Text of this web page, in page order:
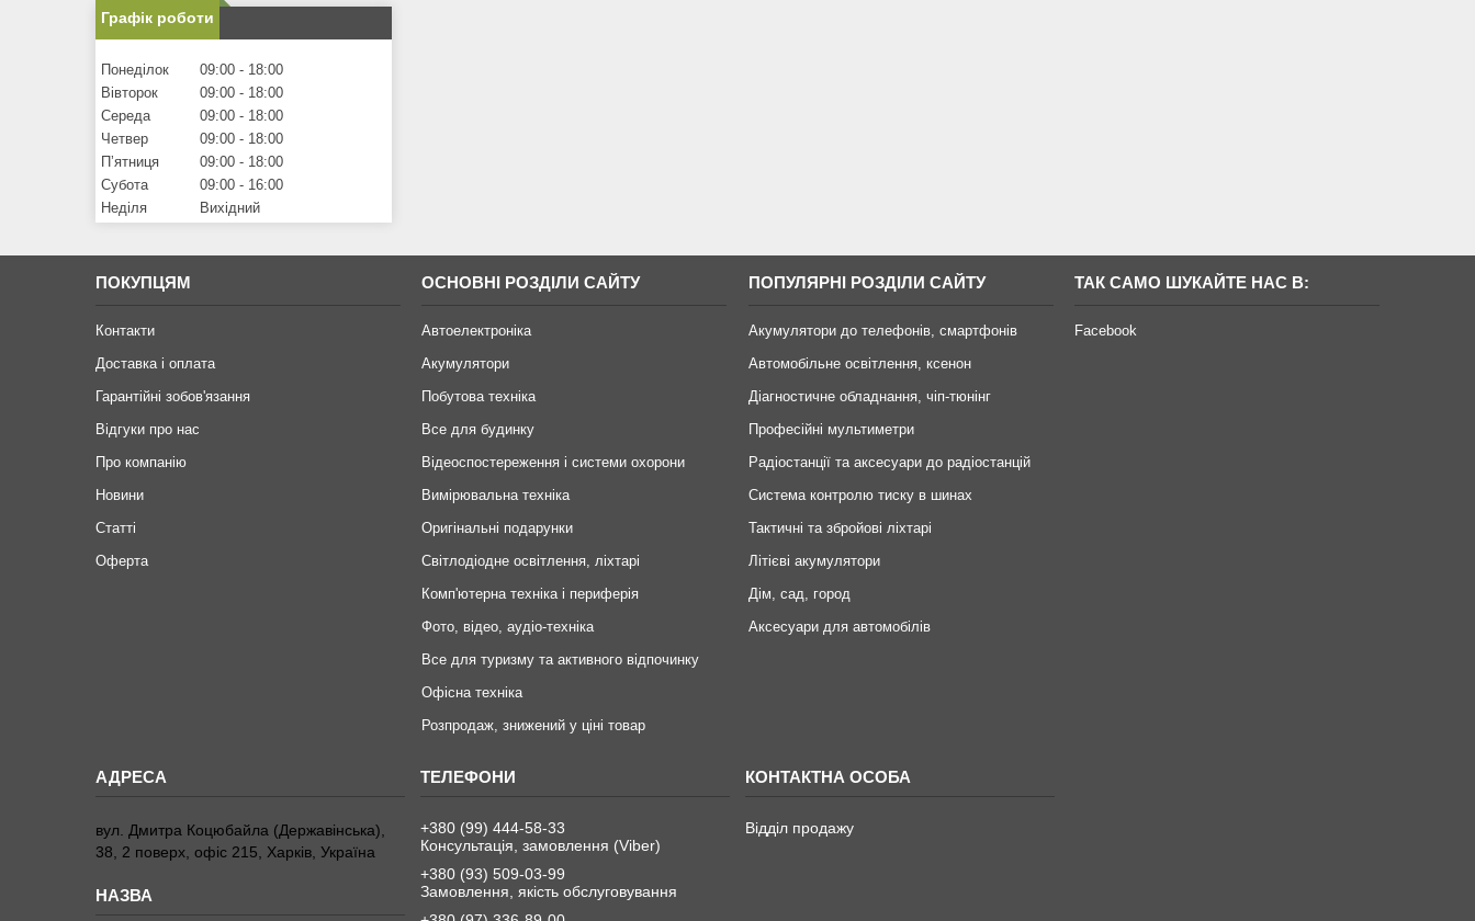
Графік роботи
Понеділок 09:00
18:00
Вівторок
09:00
18:00
Середа
09:00
18:00
Четвер
09:00
18:00
Пʼятниця
09:00
18:00
Субота
09:00
16:00
Неділя
Вихідний
ПОКУПЦЯМ
Контакти
Доставка і оплата
Гарантійні зобов'язання
Відгуки про нас
Про компанію
Новини
Статті
Оферта
ОСНОВНІ РОЗДІЛИ САЙТУ
Автоелектроніка
Акумулятори
Побутова техніка
Все для будинку
Відеоспостереження і системи охорони
Вимірювальна техніка
Оригінальні подарунки
Світлодіодне освітлення, ліхтарі
Комп'ютерна техніка і периферія
Фото, відео, аудіо-техніка
Все для туризму та активного відпочинку
Офісна техніка
Розпродаж, знижений у ціні товар
ПОПУЛЯРНІ РОЗДІЛИ САЙТУ
Акумулятори до телефонів, смартфонів
Автомобільне освітлення, ксенон
Діагностичне обладнання, чіп-тюнінг
Професійні мультиметри
Радіостанції та аксесуари до радіостанцій
Система контролю тиску в шинах
Тактичні та збройові ліхтарі
Літієві акумулятори
Дім, сад, город
Аксесуари для автомобілів
ТАК САМО ШУКАЙТЕ НАС В:
Facebook
вул. Дмитра Коцюбайла (Державінська),
38, 2 поверх, офіс 215, Харків, Україна
+380 (99) 444-58-33
Консультація, замовлення (Viber)
+380 (93) 509-03-99
Замовлення, якість обслуговування
Відділ продажу